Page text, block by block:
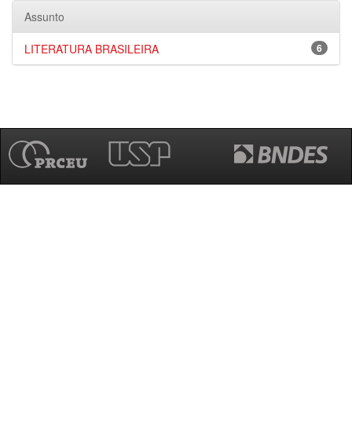
Assunto
6
LITERATURA BRASILEIRA